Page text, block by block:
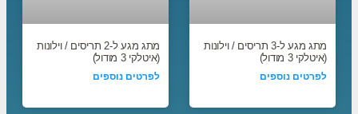
מתג מגע ל-3 תריסים / וילונות
(איטלקי 3 מודול)
לפרטים נוספים
מתג מגע ל-2 תריסים / וילונות
(איטלקי 3 מודול)
לפרטים נוספים